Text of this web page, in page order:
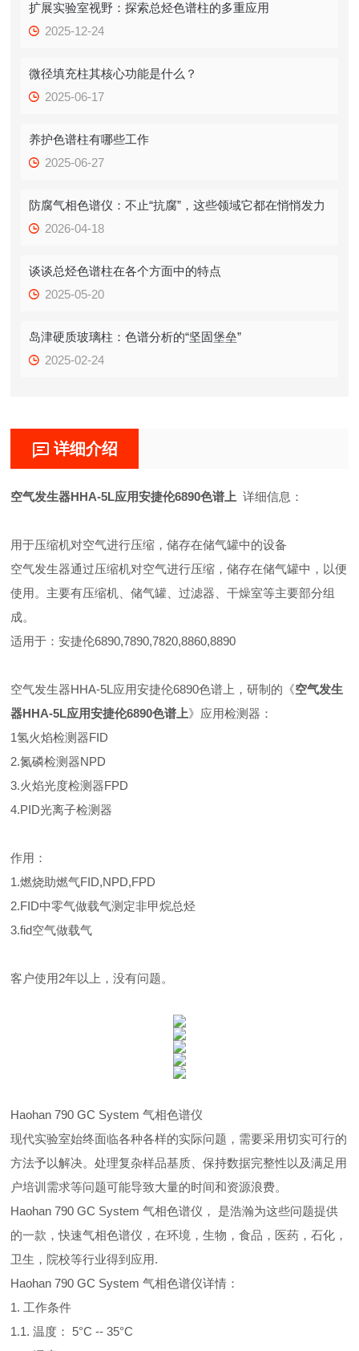
扩展实验室视野：探索总烃色谱柱的多重应用
2025-12-24
微径填充柱其核心功能是什么？
2025-06-17
养护色谱柱有哪些工作
2025-06-27
防腐气相色谱仪：不止“抗腐”，这些领域它都在悄悄发力
2026-04-18
谈谈总烃色谱柱在各个方面中的特点
2025-05-20
岛津硬质玻璃柱：色谱分析的“坚固堡垒”
2025-02-24
详细介绍
空气发生器HHA-5L应用安捷伦6890色谱上 详细信息：
用于压缩机对空气进行压缩，储存在储气罐中的设备
空气发生器通过压缩机对空气进行压缩，储存在储气罐中，以便
使用。主要有压缩机、储气罐、过滤器、干燥室等主要部分组
成。
适用于：安捷伦6890,7890,7820,8860,8890
空气发生器HHA-5L应用安捷伦6890色谱上，研制的《空气发生
器HHA-5L应用安捷伦6890色谱上》应用检测器：
1氢火焰检测器FID
2.氮磷检测器NPD
3.火焰光度检测器FPD
4.PID光离子检测器
作用：
1.燃烧助燃气FID,NPD,FPD
2.FID中零气做载气测定非甲烷总烃
3.fid空气做载气
客户使用2年以上，没有问题。
Haohan 790 GC System 气相色谱仪
现代实验室始终面临各种各样的实际问题，需要采用切实可行的
方法予以解决。处理复杂样品基质、保持数据完整性以及满足用
户培训需求等问题可能导致大量的时间和资源浪费。
Haohan 790 GC System 气相色谱仪， 是浩瀚为这些问题提供
的一款，快速气相色谱仪，在环境，生物，食品，医药，石化，
卫生，院校等行业得到应用.
Haohan 790 GC System 气相色谱仪详情：
1. 工作条件
1.1. 温度： 5°C -- 35°C